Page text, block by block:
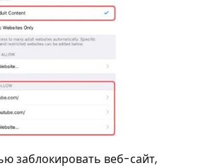
заблокировать веб-сайт,